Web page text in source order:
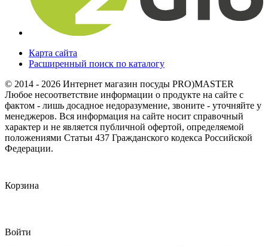
Карта сайта
Расширенный поиск по каталогу
© 2014 - 2026 Интернет магазин посуды PRO)MASTER
Любое несоответствие информации о продукте на сайте с
фактом - лишь досадное недоразумение, звоните - уточняйте у
менеджеров. Вся информация на сайте носит справочный
характер и не является публичной офертой, определяемой
положениями Статьи 437 Гражданского кодекса Российской
Федерации.
Корзина
Войти